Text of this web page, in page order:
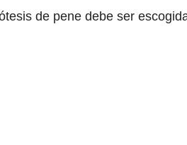
de pene debe ser